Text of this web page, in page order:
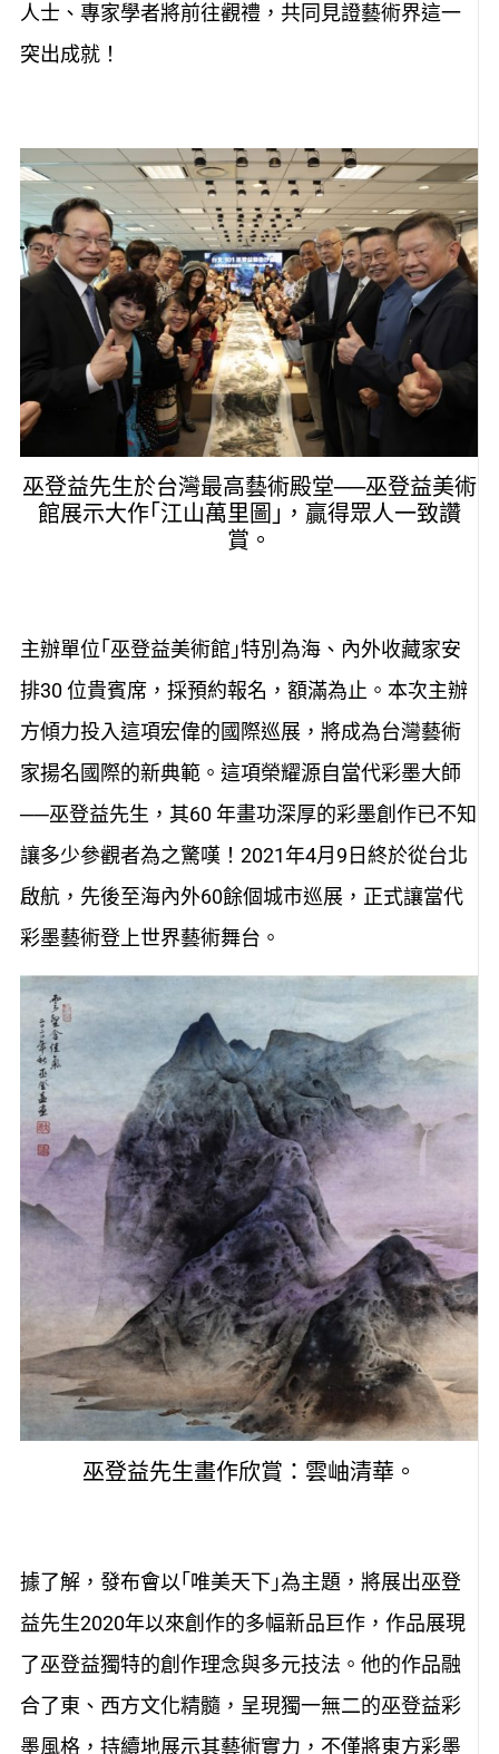
人士、專家學者將前往觀禮，共同見證藝術界這一
突出成就！
巫登益先生於台灣最⾼藝術殿堂──巫登益美術
館展⽰大作｢江⼭萬⾥圖｣，贏得眾人一致讚
賞。
主辦單位｢巫登益美術館｣特別為海、內外收藏家安
排30 位貴賓席，採預約報名，額滿為止。本次主辦
方傾力投入這項宏偉的國際巡展，將成為台灣藝術
家揚名國際的新典範。這項榮耀源自當代彩墨大師
──巫登益先生，其60 年畫功深厚的彩墨創作已不知
讓多少參觀者為之驚嘆！2021年4月9日終於從台北
啟航，先後至海內外60餘個城市巡展，正式讓當代
彩墨藝術登上世界藝術舞台。
巫登益先生畫作欣賞：雲岫清華。
據了解，發布會以｢唯美天下｣為主題，將展出巫登
益先生2020年以來創作的多幅新品巨作，作品展現
了巫登益獨特的創作理念與多元技法。他的作品融
合了東、西方文化精髓，呈現獨一無二的巫登益彩
墨風格，持續地展示其藝術實力，不僅將東方彩墨